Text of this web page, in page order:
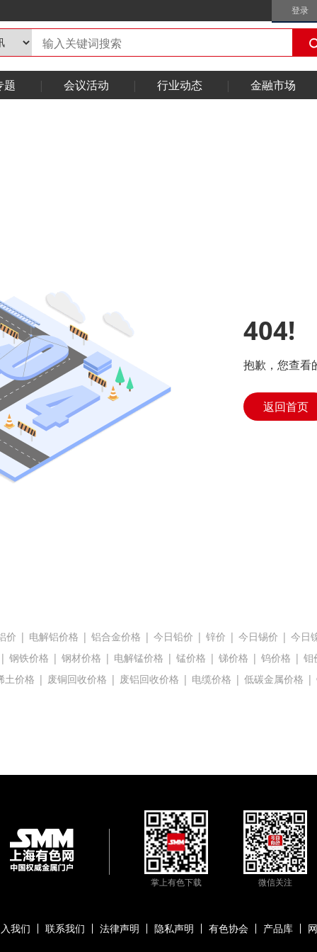
登录
题 会议活动 行业动态 金融市场
404!
抱歉，您查看
返回首页
价 | 电解铝价格 | 铝合金价格 | 今日铅价 | 锌价 | 今日锡价 | 今日
| 钢铁价格 | 钢材价格 | 电解锰价格 | 锰价格 | 锑价格 | 钨价格 | 钼
土价格 | 废铜回收价格 | 废铝回收价格 | 电缆价格 | 低碳金属价格 |
掌上有色下载 微信关注
我们 联系我们 法律声明 隐私声明 有色协会 产品库